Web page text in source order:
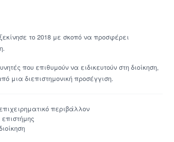
το 2018 με σκοπό να προσφέρει
που επιθυμούν να ειδικευτούν στη διοίκηση,
μια διεπιστημονική προσέγγιση.
περιβάλλον